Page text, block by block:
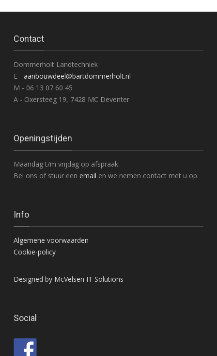
Contact
Dommerholt Landtechniek
E - aanbouwdeel@bartdommerholt.nl
M - 06 13 07 60 45
A - Oxersteeg 19, 7428 MC Deventer
Openingstijden
Maandag t/m vrijdag op afspraak.
Bel ons of stuur een email en we nemen contact met u op.
Info
Algemene voorwaarden
Cookie-policy
Designed by McVelsen IT Solutions
Social